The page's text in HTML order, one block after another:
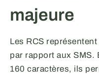
majeure
Les RCS
par rapport aux SMS.
160 caractères, ils